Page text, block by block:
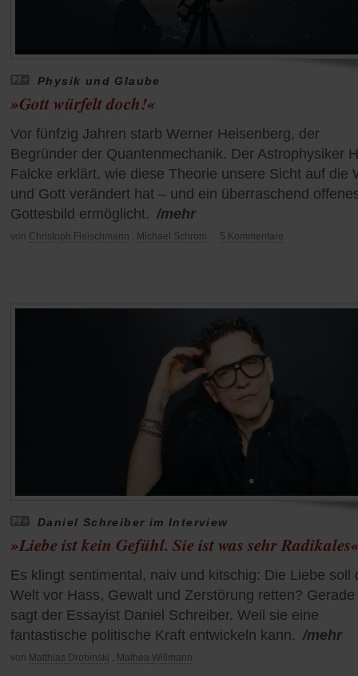
Physik und Glaube
»Gott würfelt doch!«
Vor fünfzig Jahren starb Werner Heisenberg, der
Begründer der Quantenmechanik. Der Astrophysiker
Falcke erklärt, wie diese Theorie unsere Sicht auf die
und Gott verändert hat – und ein überraschend
Gottesbild ermöglicht. /mehr
von Christoph Fleischmann , Michael Schrom 5 Kommentare
Daniel Schreiber im Interview
»Liebe ist kein Gefühl. Sie ist was sehr
Es klingt sentimental, naiv und kitschig: Die Liebe soll
Welt vor Hass, Gewalt und Zerstörung retten? Gerade
sagt der Essayist Daniel Schreiber. Weil sie eine
fantastische politische Kraft entwickeln kann. /mehr
von Matthias Drobinski Mathea Willmann